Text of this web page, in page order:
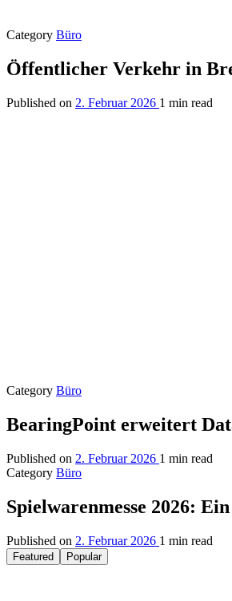
Category Büro
Öffentlicher Verkehr in
Published on 2. Februar 2026 1 min read
Category Büro
BearingPoint erweitert
Published on 2. Februar 2026 1 min read
Category Büro
Spielwarenmesse 2026:
Published on 2. Februar 2026 1 min read
Featured Popular